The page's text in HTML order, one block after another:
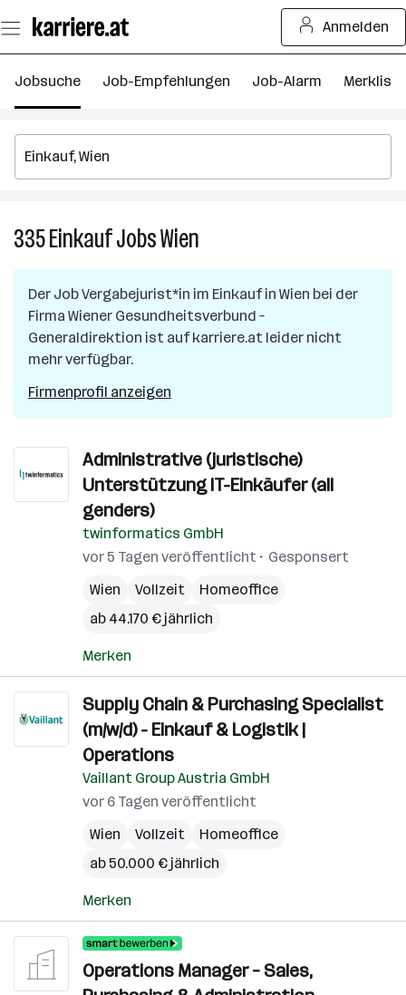
Seiteninhalt
springen
Anmelden
Jobsuche Job-Empfehlungen Job-Alarm Merkliste
335EinkaufJobsWien
in
Wien
Der JobVergabejurist*in im Einkaufin Wien bei der
Firma Wiener Gesundheitsverbund –
Generaldirektion ist auf karriere.at leider nicht
mehr verfügbar.
Firmenprofil anzeigen
Administrative (juristische)
Unterstützung IT-Einkäufer (all
genders)
twinformatics GmbH
vor 5 Tagen veröffentlicht
Gesponsert
Wien
Vollzeit
Homeoffice
ab 44.170 € jährlich
Merken
Supply Chain & Purchasing Specialist
(m/w/d) - Einkauf & Logistik |
Operations
Vaillant Group Austria GmbH
vor 6 Tagen veröffentlicht
Wien
Vollzeit
Homeoffice
ab 50.000 € jährlich
Merken
Operations Manager – Sales,